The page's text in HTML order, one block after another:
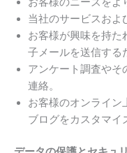
当社のサービスおよ
お客様が興味を持た
子メールを送信する
アンケート調査やそ
連絡。
お客様のオンライン
ブログをカスタマイ